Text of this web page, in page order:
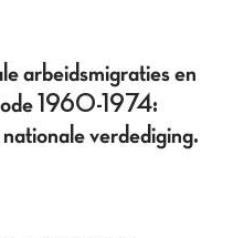
arbeidsmigraties en
1960-1974:
verdediging.